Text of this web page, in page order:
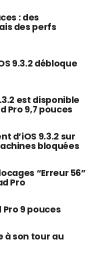
: des
des perfs
9.3.2 débloque
est disponible
Pro 9,7 pouces
d’iOS 9.3.2 sur
bloquées
“Erreur 56”
Pro
Pro 9 pouces
à son tour au